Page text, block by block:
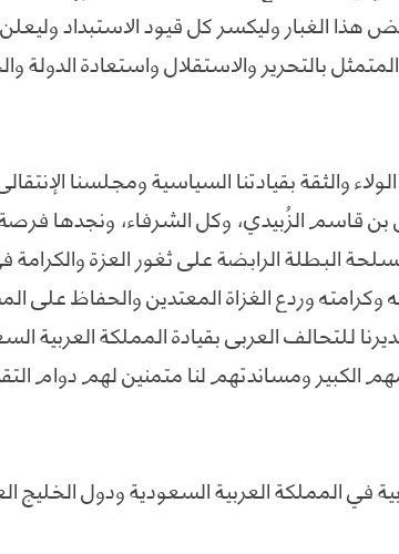
هذا الغبار وليكسر كل قيود الاستبداد
بالتحرير والاستقلال واستعادة الدولة
والثقة بقيادتنا السياسية ومجلسنا
بن قاسم الزُبيدي، وكل الشرفاء، ونجدها
البطلة الرابضة على ثغور العزة
وردع الغزاة المعتدين والحفاظ على
للتحالف العربي بقيادة المملكة العربية
الكبير ومساندتهم لنا متمنين لهم دوام
في المملكة العربية السعودية ودول الخليج